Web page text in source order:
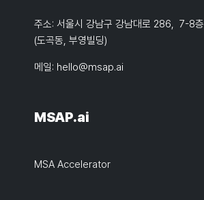
주소: 서울시 강남구 강남대로 286, 7-8층
(도곡동, 부영빌딩)
메일: hello@msap.ai
MSAP.ai
MSA Accelerator